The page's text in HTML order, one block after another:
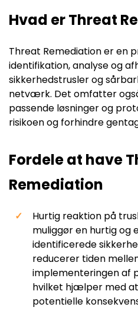
Hvad er Threat
Threat Remediation er en
identifikation, analyse og
sikkerhedstrusler og
netværk. Det omfatter
passende løsninger og
risikoen og forhindre
Fordele at have
Remediation
Hurtig reaktion på
muliggør en hurtig og
identificerede
reducerer tiden
implementeringen af
hvilket hjælper med
potentielle